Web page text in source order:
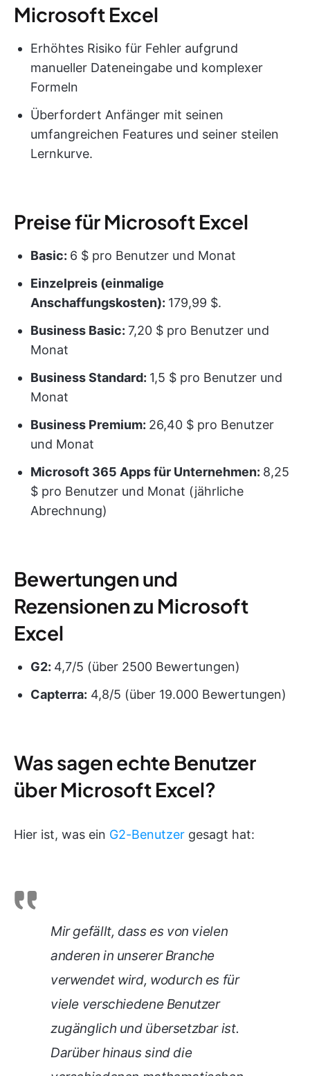
Microsoft Excel
Erhöhtes Risiko für Fehler aufgrund
manueller Dateneingabe und komplexer
Formeln
Überfordert Anfänger mit seinen
umfangreichen Features und seiner steilen
Lernkurve.
Preise für Microsoft Excel
Basic: 6 $ pro Benutzer und Monat
Einzelpreis (einmalige
Anschaffungskosten): 179,99 $.
Business Basic: 7,20 $ pro Benutzer und
Monat
Business Standard: 1,5 $ pro Benutzer und
Monat
Business Premium: 26,40 $ pro Benutzer
und Monat
Microsoft 365 Apps für Unternehmen: 8,25
$ pro Benutzer und Monat (jährliche
Abrechnung)
Bewertungen und
Rezensionen zu Microsoft
Excel
G2: 4,7/5 (über 2500 Bewertungen)
Capterra: 4,8/5 (über 19.000 Bewertungen)
Was sagen echte Benutzer
über Microsoft Excel?
Hier ist, was ein G2-Benutzer gesagt hat:
Mir gefällt, dass es von vielen
anderen in unserer Branche
verwendet wird, wodurch es für
viele verschiedene Benutzer
zugänglich und übersetzbar ist.
Darüber hinaus sind die